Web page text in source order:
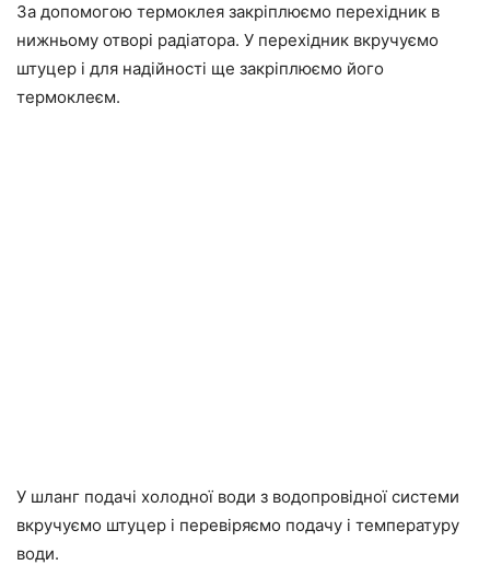
За допомогою термоклея закріплюємо перехідник в
нижньому отворі радіатора. У перехідник вкручуємо
штуцер і для надійності ще закріплюємо його
термоклеєм.
У шланг подачі холодної води з водопровідної системи
вкручуємо штуцер і перевіряємо подачу і температуру
води.